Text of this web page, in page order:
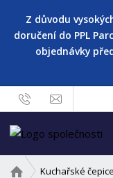
Z důvodu
doručení do PPL
objednávky
Kuchařské